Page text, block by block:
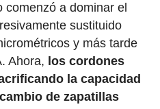
a dominar el
sustituido
y más tarde
Ahora, los cordones
la capacidad
de zapatillas